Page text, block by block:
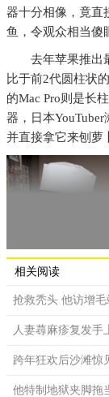
器十分相像，竟直
鱼，令观众相当傻
去年苹果推出
比于前2代圆柱状
的Mac Pro则是长
器，日本
并直接拿它来刨萝
相关阅读
抢救秃头 他访增
人妻蕁麻疹复发手
跨年狂欢后沙滩惊
他特制地狱夹脚拖